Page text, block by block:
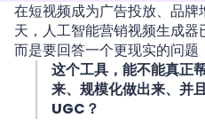
在短视频成为广告投放、品牌
天，人工智能营销视频生成器
而是要回答一个更现实的问题
这个工具，能不能真正
来、规模化做出来、并
UGC？